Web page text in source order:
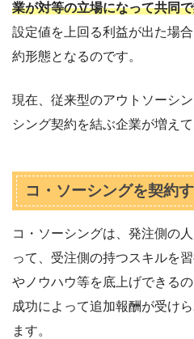
業が対等の立場になって共同
設定値を上回る利益が出た場
約形態となるのです。
現在、従来型のアウトソーシ
シング契約を結ぶ企業が増えて
コ・ソーシングを契約
コ・ソーシングは、発注側の
って、受注側の持つスキルを
やノウハウ等を底上げできる
成功によって追加報酬が受け
ます。